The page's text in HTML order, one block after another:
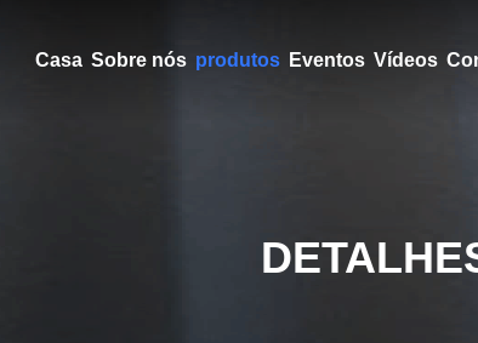
Casa Sobre nós produtos Eventos Vídeos